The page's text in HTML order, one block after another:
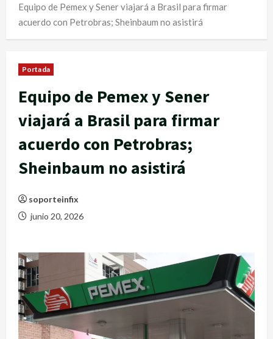
Equipo de Pemex y Sener viajará a Brasil para firmar
acuerdo con Petrobras; Sheinbaum no asistirá
Portada
Equipo de Pemex y Sener
viajará a Brasil para firmar
acuerdo con Petrobras;
Sheinbaum no asistirá
soporteinfix
junio 20, 2026